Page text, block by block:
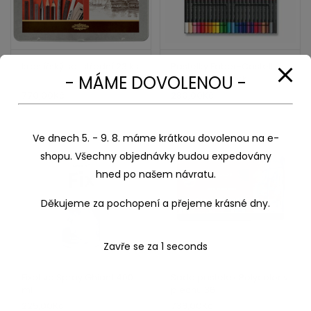
sada 24 ks black
- MÁME DOVOLENOU -
Ve dnech 5. - 9. 8. máme krátkou dovolenou na e-
shopu. Všechny objednávky budou expedovány
hned po našem návratu.
Děkujeme za pochopení a přejeme krásné dny.
Zavře se za 1 seconds